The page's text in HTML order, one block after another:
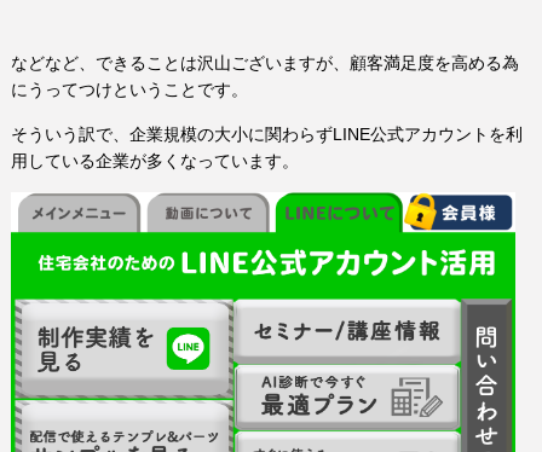
などなど、できることは沢山ございますが、顧客満足度を高める為
にうってつけということです。
そういう訳で、企業規模の大小に関わらずLINE公式アカウントを利
用している企業が多くなっています。